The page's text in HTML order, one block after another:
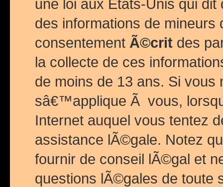
une loi aux Etats-Unis qui
des informations de mineurs
consentement Ã©crit des
la collecte de ces
de moins de 13 ans. Si
sâ€™applique Ã vous,
Internet auquel vous tentez
assistance lÃ©gale. Notez
fournir de conseil lÃ©gal et
questions lÃ©gales de